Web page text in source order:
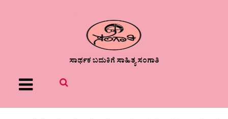
ಸಾರ್ಥಕ ಬದುಕಿಗೆ ಸಾಹಿತ್ಯ ಸಂಗಾತಿ
Menu